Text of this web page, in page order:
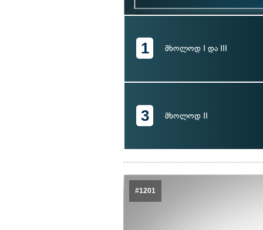
1 მხოლოდ I და III
3 მხოლოდ II
#1201